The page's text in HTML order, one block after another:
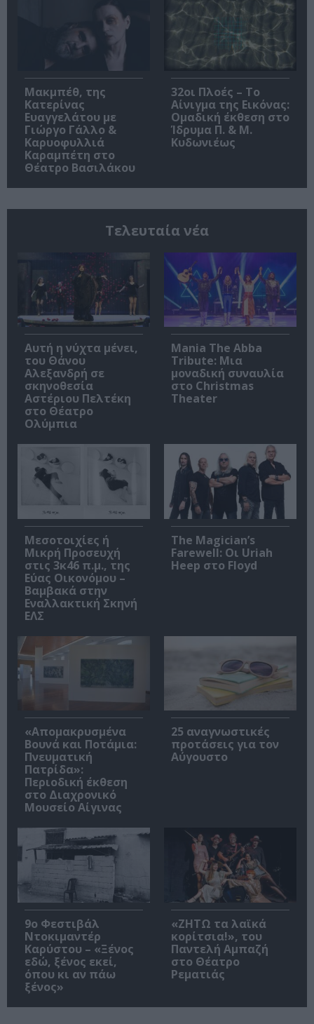
Μακμπέθ, της
Κατερίνας
Ευαγγελάτου με
Γιώργο Γάλλο &
Καρυοφυλλιά
Καραμπέτη στο
Θέατρο Βασιλάκου
32οι Πλοές – Το
Αίνιγμα της Εικόνας:
Ομαδική έκθεση στο
Ίδρυμα Π. & Μ.
Κυδωνιέως
Τελευταία νέα
Αυτή η νύχτα μένει,
του Θάνου
Αλεξανδρή σε
σκηνοθεσία
Αστέριου Πελτέκη
στο Θέατρο
Ολύμπια
Mania The Abba
Tribute: Μια
μοναδική συναυλία
στο Christmas
Theater
Μεσοτοιχίες ή
Μικρή Προσευχή
στις 3κ46 π.μ., της
Εύας Οικονόμου –
Βαμβακά στην
Εναλλακτική Σκηνή
ΕΛΣ
The Magician’s
Farewell: Οι Uriah
Heep στο Floyd
«Απομακρυσμένα
Βουνά και Ποτάμια:
Πνευματική
Πατρίδα»:
Περιοδική έκθεση
στο Διαχρονικό
Μουσείο Αίγινας
25 αναγνωστικές
προτάσεις για τον
Αύγουστο
9ο Φεστιβάλ
Ντοκιμαντέρ
Καρύστου – «Ξένος
εδώ, ξένος εκεί,
όπου κι αν πάω
ξένος»
«ΖΗΤΩ τα λαϊκά
κορίτσια!», του
Παντελή Αμπαζή
στο Θέατρο
Ρεματιάς